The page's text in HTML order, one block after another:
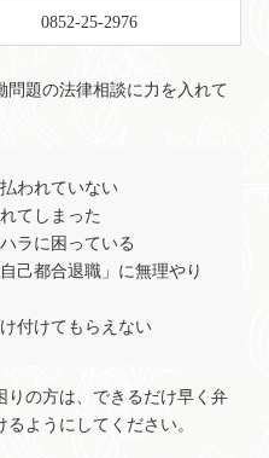
0852-25-2976
題の法律相談に力を入れて
われていない
てしまった
ラに困っている
己都合退職」に無理やり
付けてもらえない
りの方は、できるだけ早く弁
ようにしてください。